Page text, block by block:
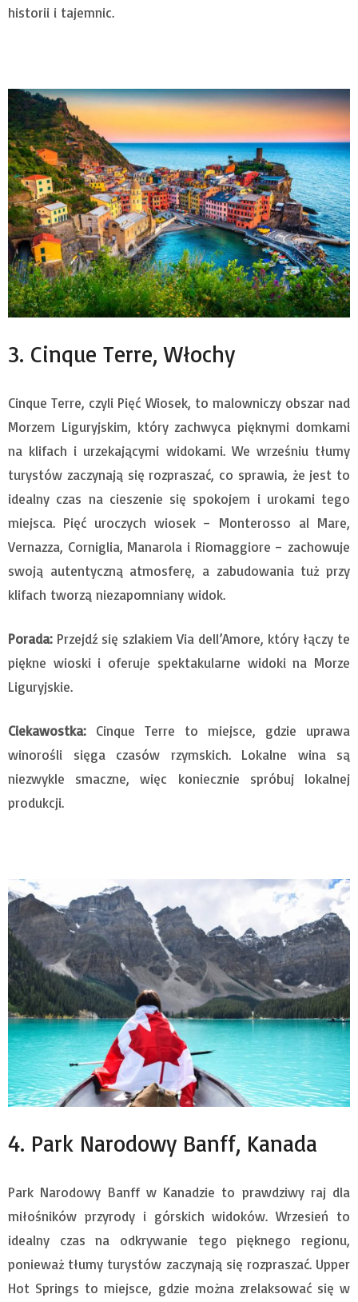
historii i tajemnic.
3. Cinque Terre, Włochy
Cinque Terre, czyli Pięć Wiosek, to malowniczy obszar nad
Morzem Liguryjskim, który zachwyca pięknymi domkami
na klifach i urzekającymi widokami. We wrześniu tłumy
turystów zaczynają się rozpraszać, co sprawia, że jest to
idealny czas na cieszenie się spokojem i urokami tego
miejsca. Pięć uroczych wiosek – Monterosso al Mare,
Vernazza, Corniglia, Manarola i Riomaggiore – zachowuje
swoją autentyczną atmosferę, a zabudowania tuż przy
klifach tworzą niezapomniany widok.
Porada: Przejdź się szlakiem Via dell’Amore, który łączy te
piękne wioski i oferuje spektakularne widoki na Morze
Liguryjskie.
Ciekawostka: Cinque Terre to miejsce, gdzie uprawa
winorośli sięga czasów rzymskich. Lokalne wina są
niezwykle smaczne, więc koniecznie spróbuj lokalnej
produkcji.
4. Park Narodowy Banff, Kanada
Park Narodowy Banff w Kanadzie to prawdziwy raj dla
miłośników przyrody i górskich widoków. Wrzesień to
idealny czas na odkrywanie tego pięknego regionu,
ponieważ tłumy turystów zaczynają się rozpraszać. Upper
Hot Springs to miejsce, gdzie można zrelaksować się w